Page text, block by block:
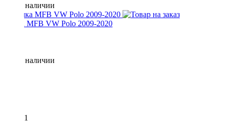
Нет в наличии
Рамка MFB VW Polo 2009-2020
Нет в наличии
1